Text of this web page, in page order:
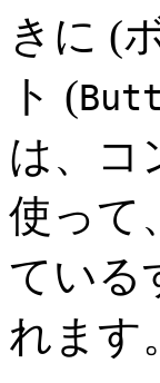
きに (
ト (
は、コ
使って
ている
れます